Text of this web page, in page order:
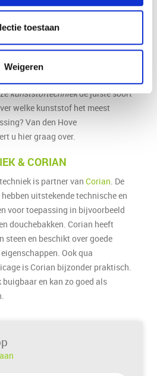
toestaan
Weigeren
in soorten kunststof. Zo
kunststoffen
aan thermische stabiliteit,
gevoeligheid voor weersinvloeden,
kunststoftechniekde juiste soort
welke kunststof het meest
Van den Hove
u hier graag over.
& CORIAN
is partner van Corian. De
uitstekende technische en
voor toepassing in bijvoorbeeld
douchebakken. Corian heeft
en beschikt over goede
Ook qua
is Corian bijzonder praktisch.
en kan zo goed als